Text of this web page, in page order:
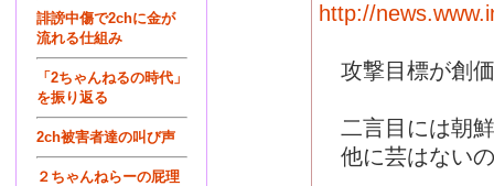
誹謗中傷で2chに金が
流れる仕組み
「2ちゃんねるの時代」
を振り返る
2ch被害者達の叫び声
２ちゃんねらーの屁理
http://
攻撃目標が創
二言目には朝
他に芸はない